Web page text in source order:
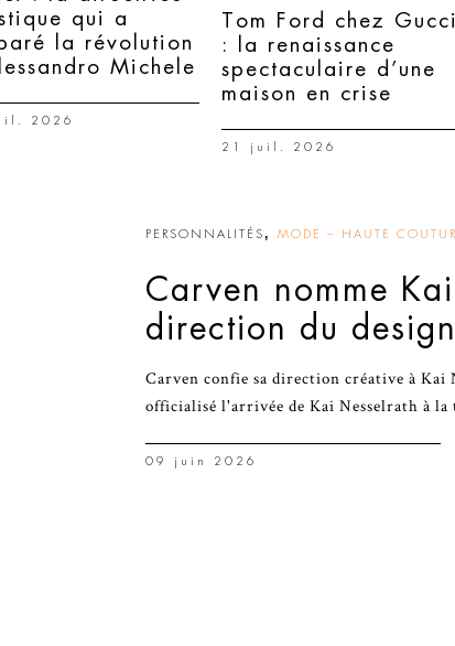
qui a
la révolution
Michele
2026
Tom Ford chez Gucci
: la renaissance
spectaculaire d’une
maison en crise
21 juil. 2026
PERSONNALITÉS, MODE – HAUTE
Carven nomme
direction du design
Carven confie sa direction créative à Kai
officialisé l'arrivée de Kai Nesselrath à la
09 juin 2026